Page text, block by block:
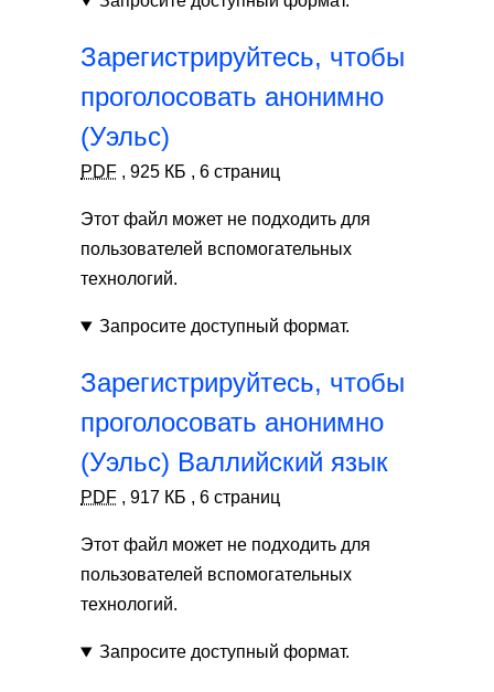
Зарегистрируйтесь, чтобы
проголосовать анонимно
(Уэльс)
PDF , 925 КБ , 6 страниц
Этот файл может не подходить для
пользователей вспомогательных
технологий.
Запросите доступный формат.
Зарегистрируйтесь, чтобы
проголосовать анонимно
(Уэльс) Валлийский язык
PDF , 917 КБ , 6 страниц
Этот файл может не подходить для
пользователей вспомогательных
технологий.
Запросите доступный формат.